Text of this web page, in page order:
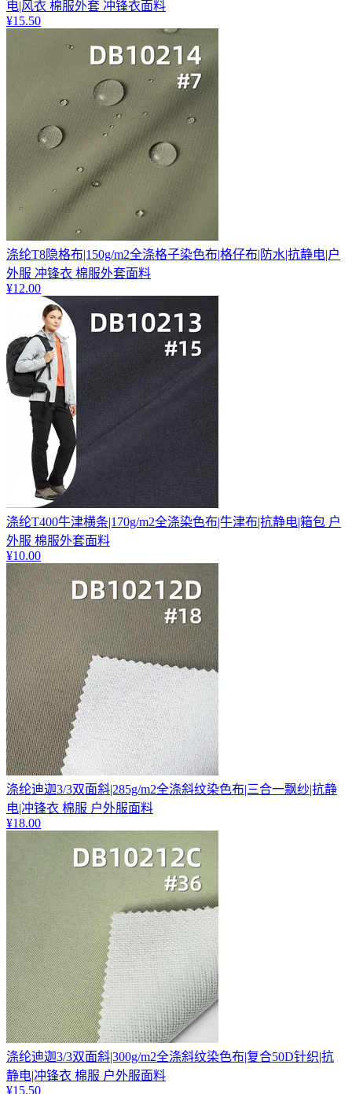
电|风衣 棉服外套 冲锋衣面料
¥15.50
涤纶T8隐格布|150g/m2全涤格子染色布|格仔布|防水|抗静电|户
外服 冲锋衣 棉服外套面料
¥12.00
涤纶T400牛津横条|170g/m2全涤染色布|牛津布|抗静电|箱包 户
外服 棉服外套面料
¥10.00
涤纶迪迦3/3双面斜|285g/m2全涤斜纹染色布|三合一飘纱|抗静
电|冲锋衣 棉服 户外服面料
¥18.00
涤纶迪迦3/3双面斜|300g/m2全涤斜纹染色布|复合50D针织|抗
静电|冲锋衣 棉服 户外服面料
¥15.50